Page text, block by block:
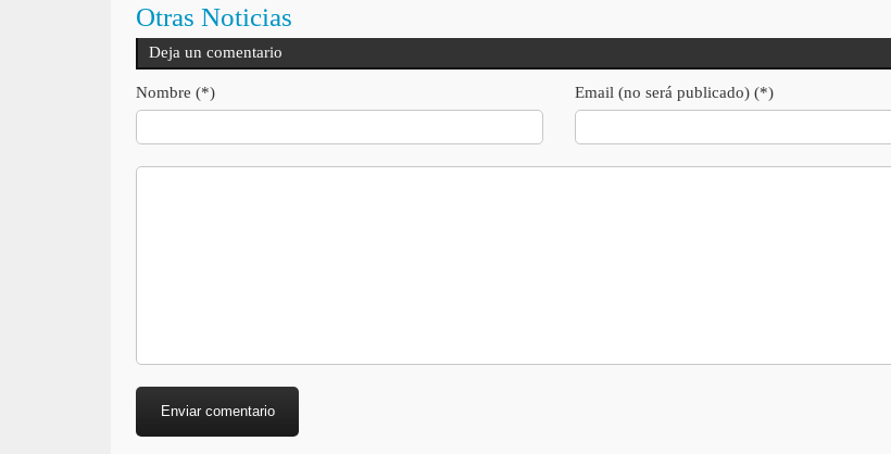
Otras Noticias
Deja un comentario
Nombre (*) Email (no será publicado) (*)